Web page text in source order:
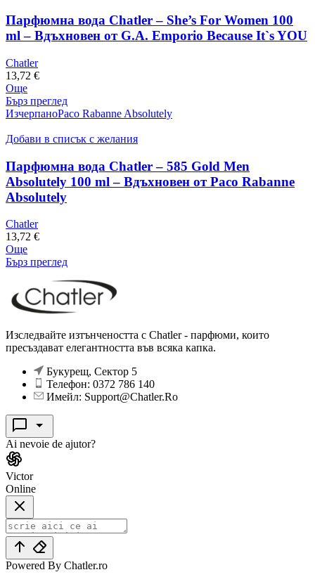
Парфюмна вода Chatler – She’s For Women 100
ml – Вдъхновен от G.A. Emporio Because It`s YOU
Chatler
13,72 €
Още
Бърз преглед
ИзчерпаноPaco Rabanne Absolutely
Добави в списък с желания
Парфюмна вода Chatler – 585 Gold Men
Absolutely 100 ml – Вдъхновен от Paco Rabanne
Absolutely
Chatler
13,72 €
Още
Бърз преглед
Изследвайте изтънчеността с Chatler - парфюми, които
пресъздават елегантността във всяка капка.
Букурещ, Сектор 5
Телефон: 0372 786 140
Имейл: Support@Chatler.Ro
Ai nevoie de ajutor?
Victor
Online
Powered By Chatler.ro